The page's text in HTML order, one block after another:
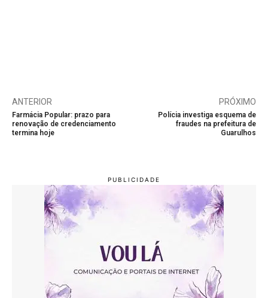
ANTERIOR
Farmácia Popular: prazo para
renovação de credenciamento
termina hoje
PRÓXIMO
Polícia investiga esquema de
fraudes na prefeitura de
Guarulhos